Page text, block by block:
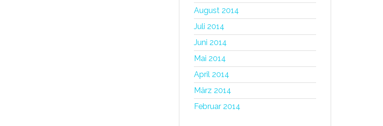
August 2014
Juli 2014
Juni 2014
Mai 2014
April 2014
März 2014
Februar 2014